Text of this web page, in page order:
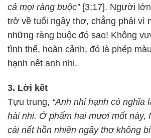
cả mọi ràng buộc”[3;17]. Người
trở về tuổi ngây thơ, chẳng phải vì
những ràng buộc đó sao! Không
tình thế, hoàn cảnh, đó là phép
hạnh nết anh nhi.
3. Lời kết
Tựu trung, “Anh nhi hạnh có nghĩa
hài nhi. Ở phẩm hai mươi mốt này,
cái nết hồn nhiên ngây thơ không